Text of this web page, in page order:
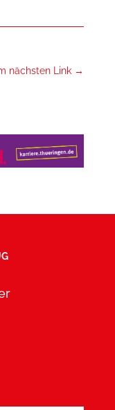
nächsten Link →